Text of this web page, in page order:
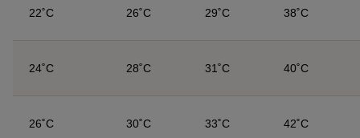
22˚C 26˚C 29˚C 38˚C
24˚C 28˚C 31˚C 40˚C
26˚C 30˚C 33˚C 42˚C